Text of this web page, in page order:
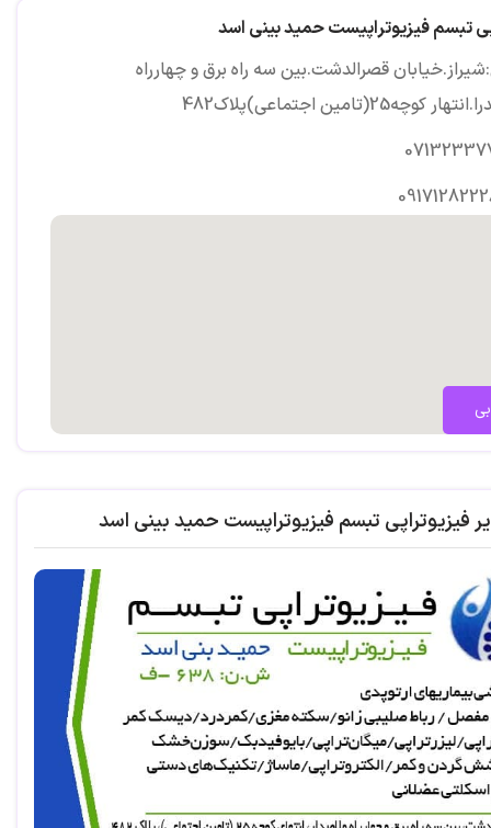
عضلانی
تبسم فیزیوتراپیست حمید بینی اسد
قصرالدشت.بین سه راه برق و چهارراه
کوچه25(تامین اجتماعی)پلاک482
فیزیوتراپی تبسم فیزیوتراپیست حمید بینی اسد